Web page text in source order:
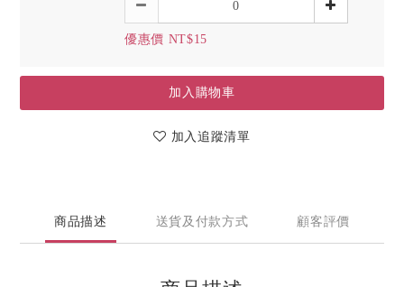
優惠價 NT$15
加入購物車
加入追蹤清單
商品描述 送貨及付款方式 顧客評價